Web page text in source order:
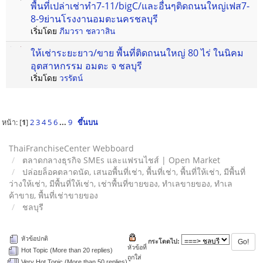
พื้นที่เปล่าเช่าทำ7-11/bigC/และอื่นๆติดถนนใหญ่เฟส7-
8-9ย่านโรงงานอมตะนครชลบุรี
เริ่มโดย ภีมวรา ชลวาสิน
ให้เช่าระยะยาว/ขาย พื้นที่ติดถนนใหญ่ 80 ไร่ ในนิคม
อุตสาหกรรม อมตะ จ ชลบุรี
เริ่มโดย วรรัตน์
หน้า: [1]2 3 4 5 6 ... 9 ขึ้นบน
ThaiFranchiseCenter Webboard
ตลาดกลางธุรกิจ SMEs และแฟรนไชส์ | Open Market
ปล่อยล็อคตลาดนัด, เสนอพื้นที่เช่า, พื้นที่เช่า, พื้นที่ให้เช่า, มีพื้นที่
ว่างให้เช่า, มีพื้นที่ให้เช่า, เช่าพื้นที่ขายของ, ทําเลขายของ, ทำเล
ค้าขาย, พื้นที่เช่าขายของ
ชลบุรี
กระโดดไป:
หัวข้อปกติ
Hot Topic (More than 20 replies)
หัวข้อที่
ถูกใส่